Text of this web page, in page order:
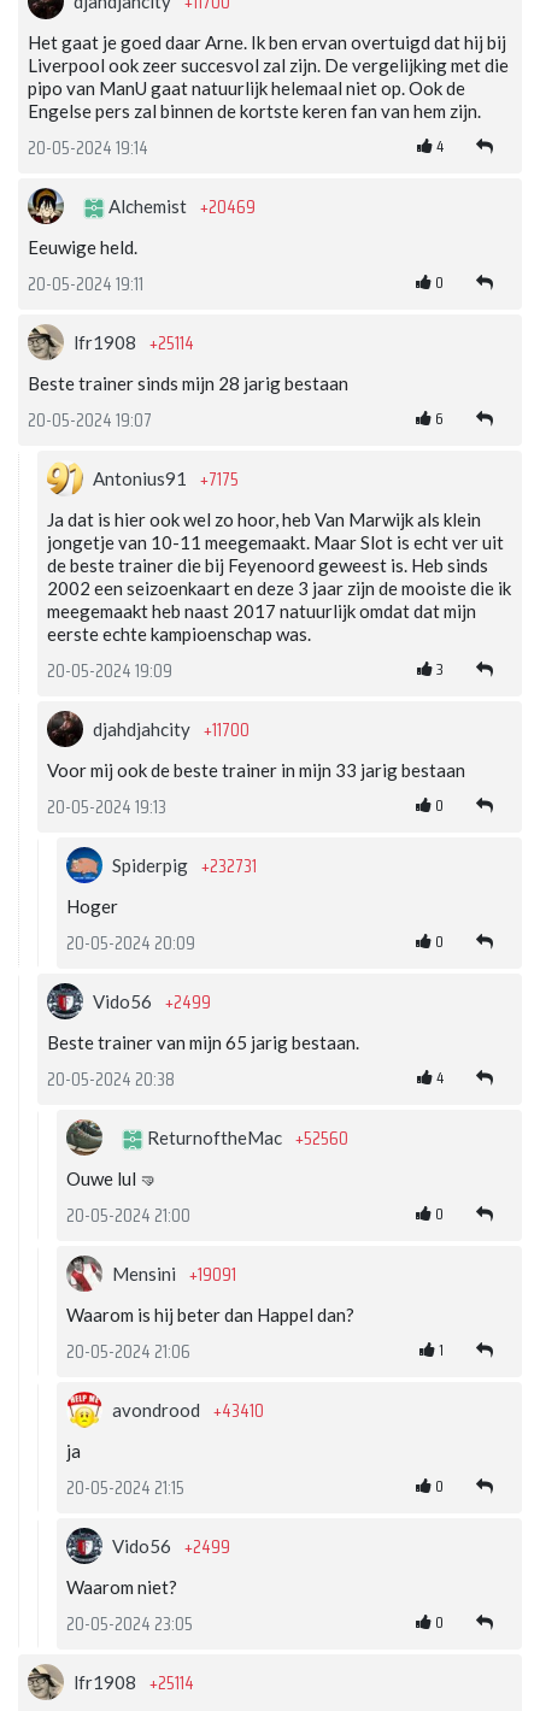
Het gaat je goed daar Arne. Ik ben ervan overtuigd dat hij bij
Liverpool ook zeer succesvol zal zijn. De vergelijking met die
pipo van ManU gaat natuurlijk helemaal niet op. Ook de
Engelse pers zal binnen de kortste keren fan van hem zijn.
20-05-2024 19:14 4
Alchemist +20469
Eeuwige held.
20-05-2024 19:11 0
lfr1908 +25114
Beste trainer sinds mijn 28 jarig bestaan
20-05-2024 19:07 6
Antonius91 +7175
Ja dat is hier ook wel zo hoor, heb Van Marwijk als klein
jongetje van 10-11 meegemaakt. Maar Slot is echt ver uit
de beste trainer die bij Feyenoord geweest is. Heb sinds
2002 een seizoenkaart en deze 3 jaar zijn de mooiste die ik
meegemaakt heb naast 2017 natuurlijk omdat dat mijn
eerste echte kampioenschap was.
20-05-2024 19:09 3
djahdjahcity +11700
Voor mij ook de beste trainer in mijn 33 jarig bestaan
20-05-2024 19:13 0
Spiderpig +232731
Hoger
20-05-2024 20:09 0
Vido56 +2499
Beste trainer van mijn 65 jarig bestaan.
20-05-2024 20:38 4
ReturnoftheMac +52560
Ouwe lul 🤜
20-05-2024 21:00 0
Mensini +19091
Waarom is hij beter dan Happel dan?
20-05-2024 21:06 1
avondrood +43410
ja
20-05-2024 21:15 0
Vido56 +2499
Waarom niet?
20-05-2024 23:05 0
lfr1908 +25114